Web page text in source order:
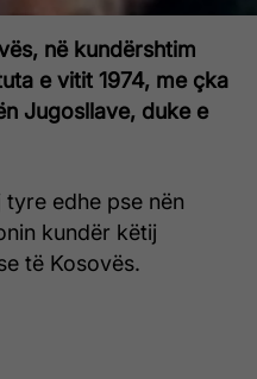
në kundërshtim
e vitit 1974, me çka
Jugosllave, duke e
edhe pse nën
kundër këtij
të Kosovës.